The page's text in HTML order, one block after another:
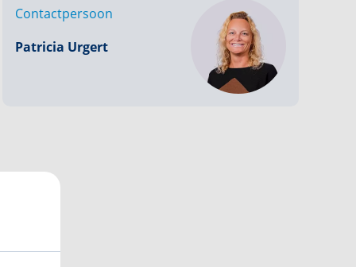
Contactpersoon
Patricia Urgert